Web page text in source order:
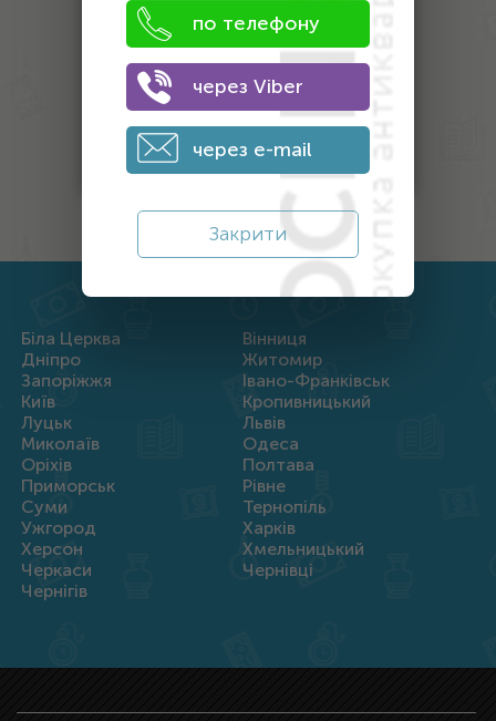
Монети
Банкноти
Інший антикваріат
Нагороди
Біла Церква
Вінниця
Дніпро
Житомир
Запоріжжя
Івано-Франківськ
Київ
Кропивницький
Луцьк
Львів
Миколаїв
Одеса
Оріхів
Полтава
Приморськ
Рівне
Суми
Тернопіль
Ужгород
Харків
Херсон
Хмельницький
Черкаси
Чернівці
Чернігів
по телефону
через Viber
через e-mail
Закрити